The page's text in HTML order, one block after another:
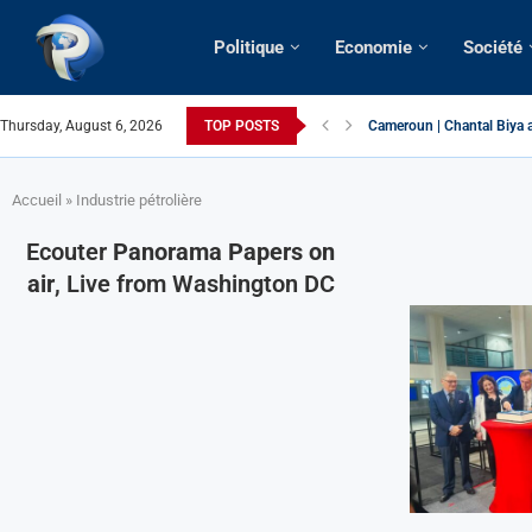
Politique Economie Société
Thursday, August 6, 2026 TOP POSTS Cameroun | Chantal Biya
Accueil » Industrie pétrolière
Ecouter Panorama Papers on
air, Live from Washington DC